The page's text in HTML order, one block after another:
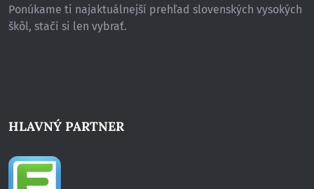
Ponúkame ti najaktuálnejší prehľad slovenských vysokých
škôl, stačí si len vybrať.
HLAVNÝ PARTNER